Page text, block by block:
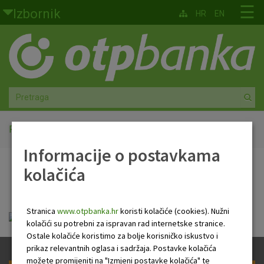
Skoči na glavni sadržaj
Izbornik
Građani
Privatno bankarstvo
Agro
Mala poduzeća i obrtnici
Srednja i velika poduzeća
Faktoring
O nama
☰
HR EN
Početna
PB Newsletter
HR Newsletter 13 10 2022 .pdf
Informacije o postavkama
kolačića
Stranica www.otpbanka.hrkoristi kolačiće (cookies). Nužni
kolačići su potrebni za ispravan rad internetske stranice.
Ostale kolačiće koristimo za bolje korisničko iskustvo i
prikaz relevantnih oglasa i sadržaja. Postavke kolačića
možete promijeniti na "Izmjeni postavke kolačića" te